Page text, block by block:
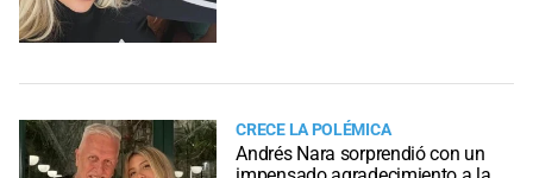
CRECE LA POLÉMICA
Andrés Nara sorprendió con un